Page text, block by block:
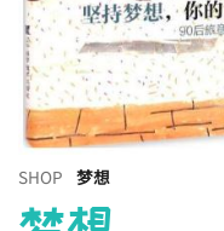
SHOP 梦想